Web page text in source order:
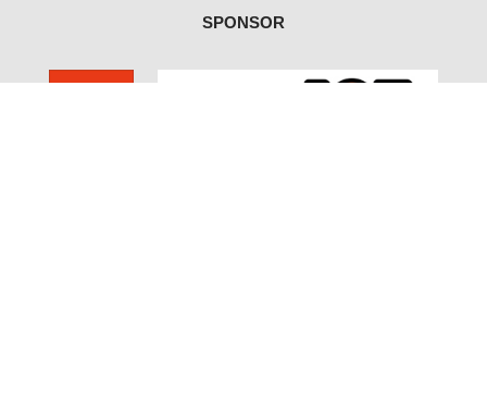
SPONSOR